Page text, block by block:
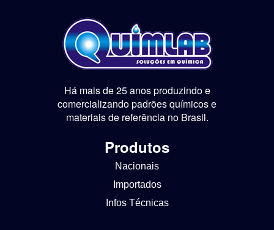
Há mais de 25 anos produzindo e
comercializando padrões químicos e
materiais de referência no Brasil.
Produtos
Nacionais
Importados
Infos Técnicas